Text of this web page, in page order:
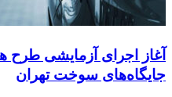
آغاز اجرای آزمایشی طرح
جایگاه‌های سوخت تهران